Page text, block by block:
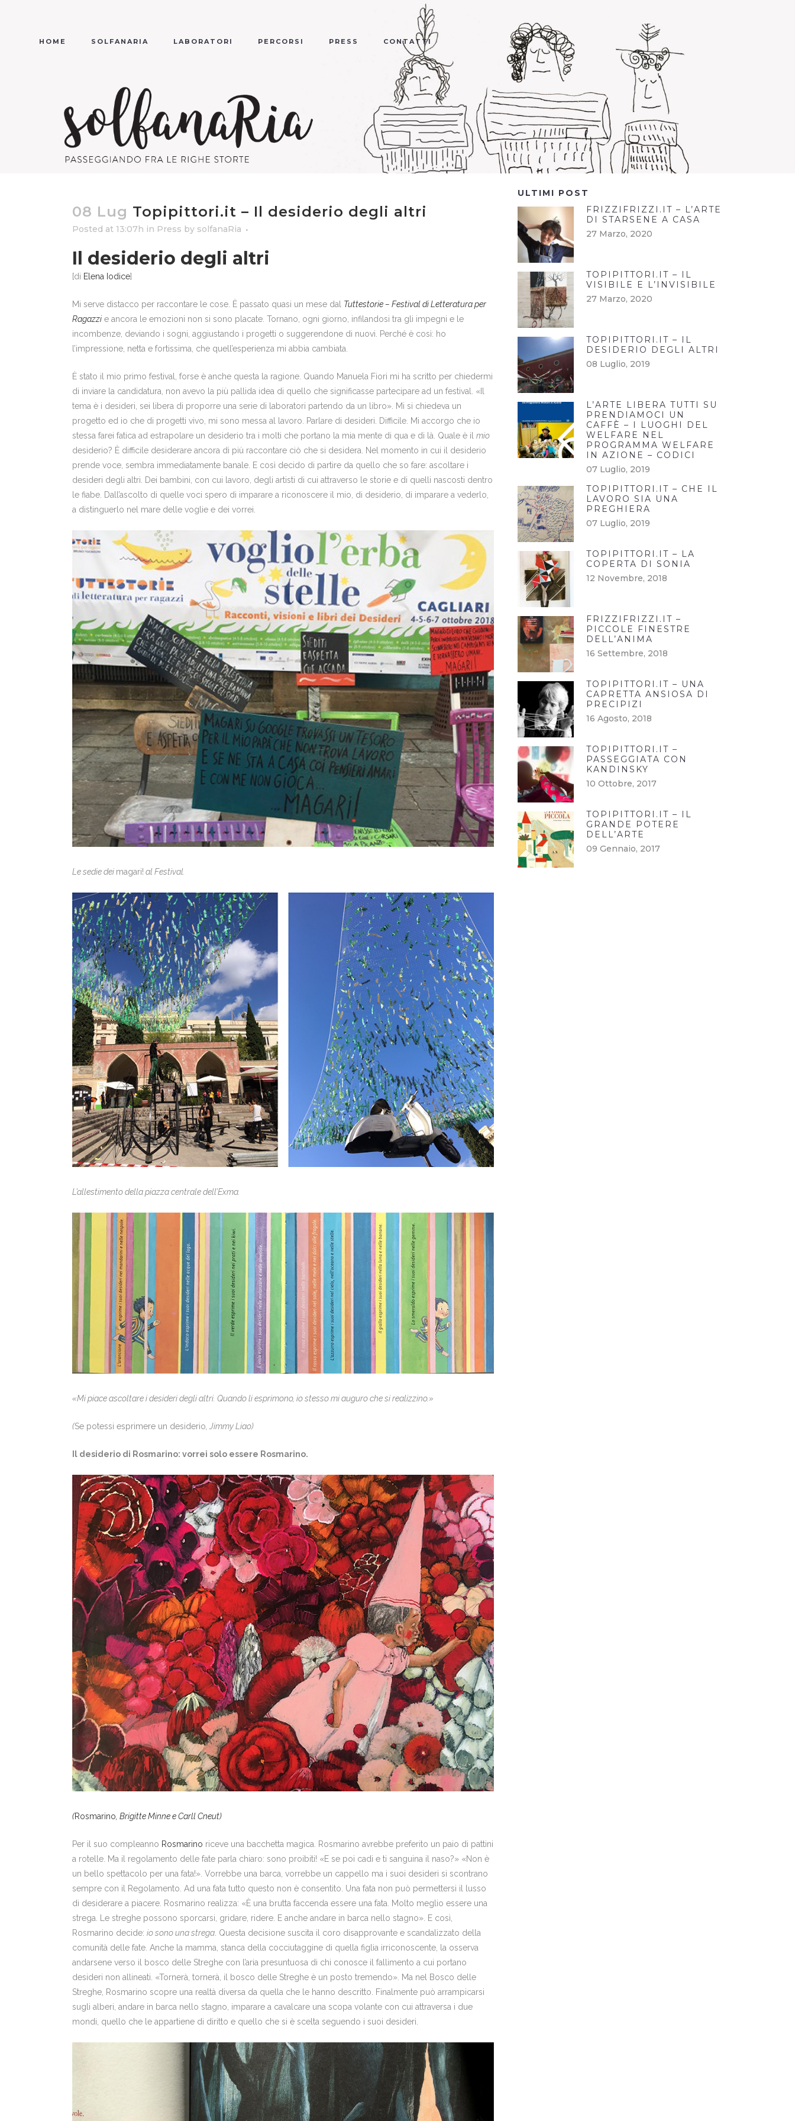
HOME SOLFANARIA LABORATORI PERCORSI PRESS CONTATTI
08 Lug Topipittori.it – Il desiderio degli altri
Posted at 13:07h in Press by solfanaRia
Il desiderio degli altri
[di Elena Iodice]
Mi serve distacco per raccontare le cose. È passato quasi un mese dal Tuttestorie – Festival di Letteratura per
Ragazzi e ancora le emozioni non si sono placate. Tornano, ogni giorno, infilandosi tra gli impegni e le
incombenze, deviando i sogni, aggiustando i progetti o suggerendone di nuovi. Perché è così: ho
l’impressione, netta e fortissima, che quell’esperienza mi abbia cambiata.
È stato il mio primo festival, forse è anche questa la ragione. Quando Manuela Fiori mi ha scritto per chiedermi
di inviare la candidatura, non avevo la più pallida idea di quello che significasse partecipare ad un festival. «Il
tema è i desideri, sei libera di proporre una serie di laboratori partendo da un libro». Mi si chiedeva un
progetto ed io che di progetti vivo, mi sono messa al lavoro. Parlare di desideri. Difficile. Mi accorgo che io
stessa farei fatica ad estrapolare un desiderio tra i molti che portano la mia mente di qua e di là. Quale è il mio
desiderio? È difficile desiderare ancora di più raccontare ciò che si desidera. Nel momento in cui il desiderio
prende voce, sembra immediatamente banale. E così decido di partire da quello che so fare: ascoltare i
desideri degli altri. Dei bambini, con cui lavoro, degli artisti di cui attraverso le storie e di quelli nascosti dentro
le fiabe. Dall’ascolto di quelle voci spero di imparare a riconoscere il mio, di desiderio, di imparare a vederlo,
a distinguerlo nel mare delle voglie e dei vorrei.
Le sedie dei magari! al Festival.
L’allestimento della piazza centrale dell’Exma.
«Mi piace ascoltare i desideri degli altri. Quando li esprimono, io stesso mi auguro che si realizzino.»
(Se potessi esprimere un desiderio , Jimmy Liao)
Il desiderio di Rosmarino: vorrei solo essere Rosmarino.
(Rosmarino , Brigitte Minne e Carll Cneut)
Per il suo compleanno Rosmarino riceve una bacchetta magica. Rosmarino avrebbe preferito un paio di pattini
a rotelle. Ma il regolamento delle fate parla chiaro: sono proibiti! «E se poi cadi e ti sanguina il naso?» «Non è
un bello spettacolo per una fata!». Vorrebbe una barca, vorrebbe un cappello ma i suoi desideri si scontrano
sempre con il Regolamento. Ad una fata tutto questo non è consentito. Una fata non può permettersi il lusso
di desiderare a piacere. Rosmarino realizza: «È una brutta faccenda essere una fata. Molto meglio essere una
strega. Le streghe possono sporcarsi, gridare, ridere. E anche andare in barca nello stagno». E così,
Rosmarino decide: io sono una strega . Questa decisione suscita il coro disapprovante e scandalizzato della
comunità delle fate. Anche la mamma, stanca della cocciutaggine di quella figlia irriconoscente, la osserva
andarsene verso il bosco delle Streghe con l’aria presuntuosa di chi conosce il fallimento a cui portano
desideri non allineati. «Tornerà, tornerà, il bosco delle Streghe è un posto tremendo». Ma nel Bosco delle
Streghe, Rosmarino scopre una realtà diversa da quella che le hanno descritto. Finalmente può arrampicarsi
sugli alberi, andare in barca nello stagno, imparare a cavalcare una scopa volante con cui attraversa i due
mondi, quello che le appartiene di diritto e quello che si è scelta seguendo i suoi desideri.
ULTIMI POST
FRIZZIFRIZZI.IT – L’ARTE
DI STARSENE A CASA
27 Marzo, 2020
TOPIPITTORI.IT – IL
VISIBILE E L’INVISIBILE
27 Marzo, 2020
TOPIPITTORI.IT – IL
DESIDERIO DEGLI ALTRI
08 Luglio, 2019
L’ARTE LIBERA TUTTI SU
PRENDIAMOCI UN
CAFFÈ – I LUOGHI DEL
WELFARE NEL
PROGRAMMA WELFARE
IN AZIONE – CODICI
07 Luglio, 2019
TOPIPITTORI.IT – CHE IL
LAVORO SIA UNA
PREGHIERA
07 Luglio, 2019
TOPIPITTORI.IT – LA
COPERTA DI SONIA
12 Novembre, 2018
FRIZZIFRIZZI.IT –
PICCOLE FINESTRE
DELL’ANIMA
16 Settembre, 2018
TOPIPITTORI.IT – UNA
CAPRETTA ANSIOSA DI
PRECIPIZI
16 Agosto, 2018
TOPIPITTORI.IT –
PASSEGGIATA CON
KANDINSKY
10 Ottobre, 2017
TOPIPITTORI.IT – IL
GRANDE POTERE
DELL’ARTE
09 Gennaio, 2017